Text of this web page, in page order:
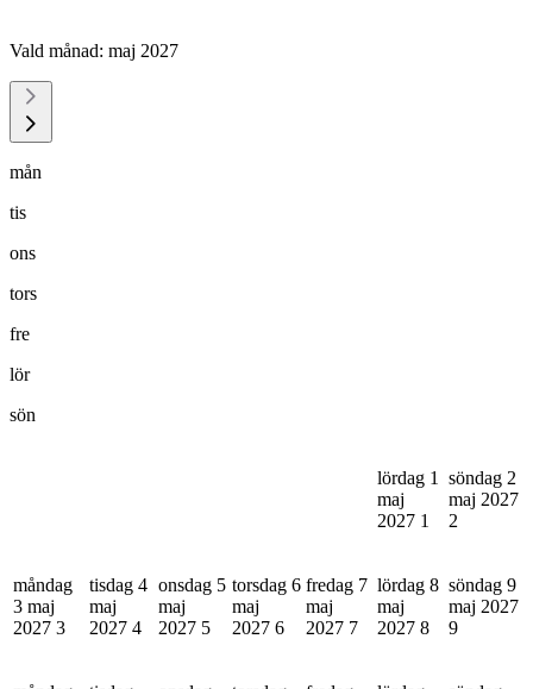
Vald månad: maj 2027
mån
tis
ons
tors
fre
lör
sön
lördag 1
maj
2027 1
söndag 2
maj 2027
2
måndag
3 maj
2027 3
tisdag 4
maj
2027 4
onsdag 5
maj
2027 5
torsdag 6
maj
2027 6
fredag 7
maj
2027 7
lördag 8
maj
2027 8
söndag 9
maj 2027
9